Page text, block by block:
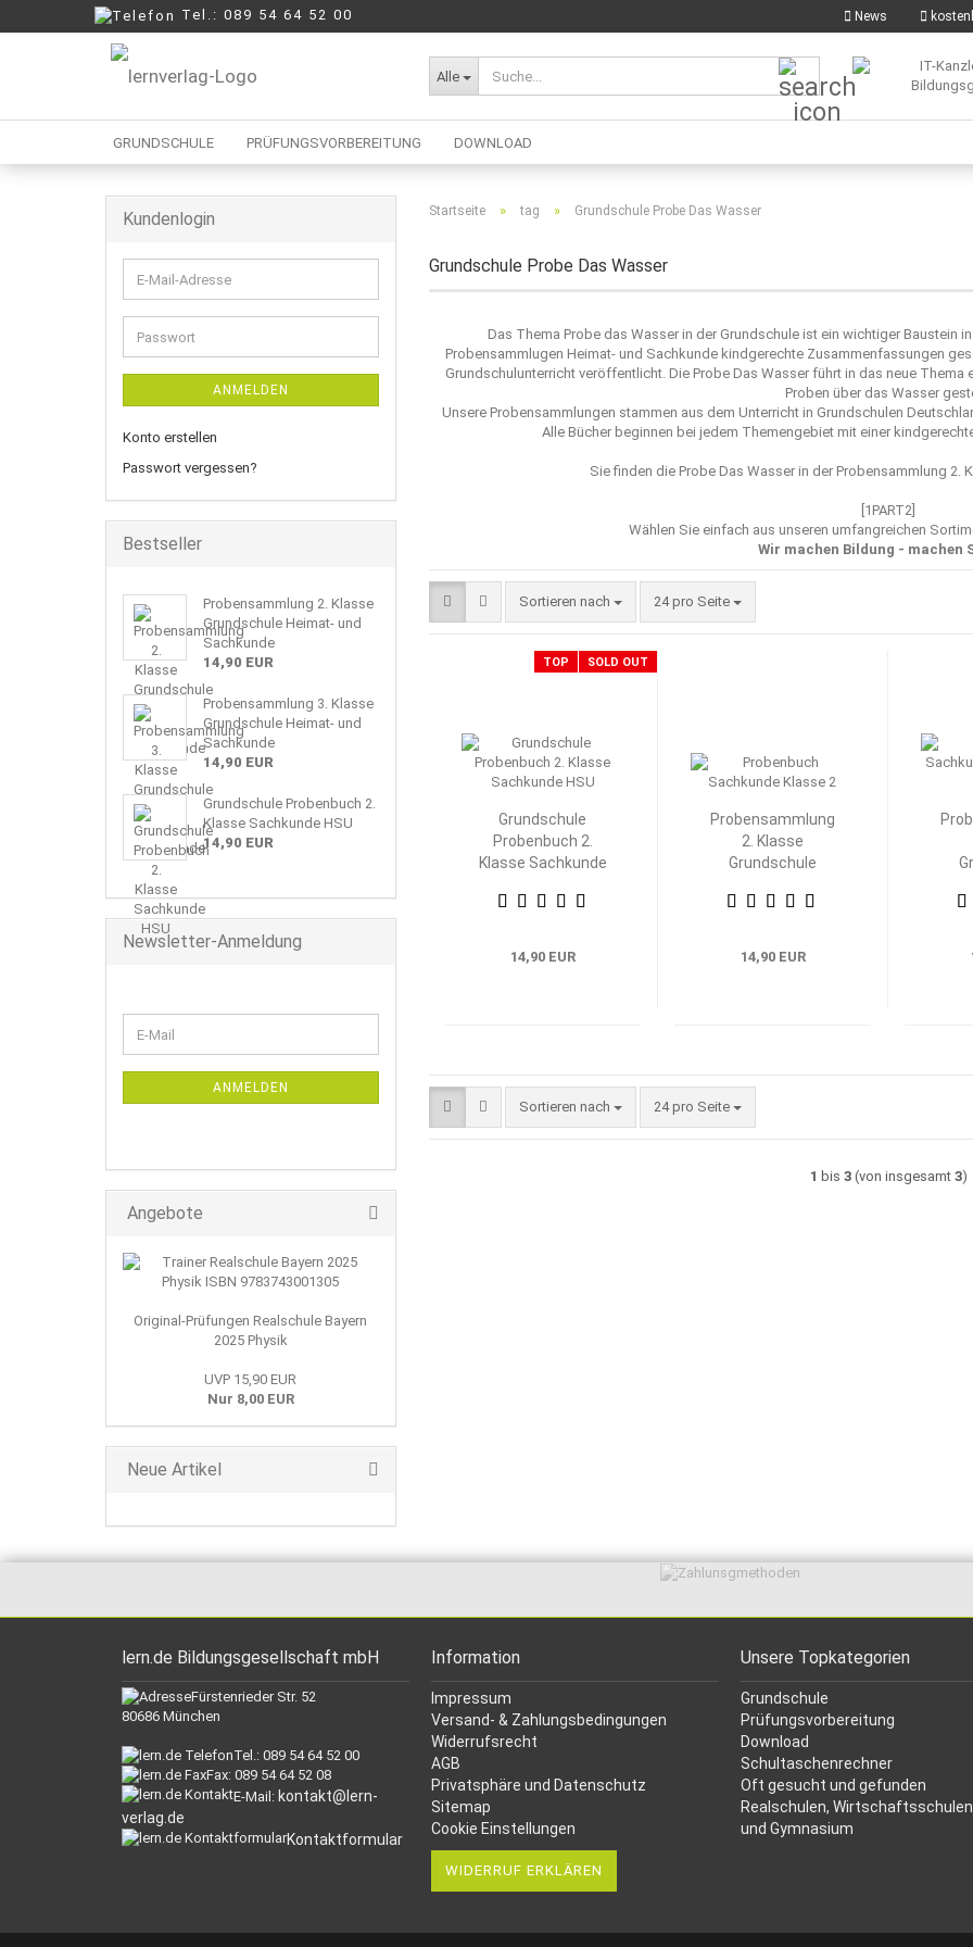
News
Tel.: 089 54 64 52 00
Alle
Suche...
GRUNDSCHULE PRÜFUNGSVORBEREITUNG
Mittelschule
DOWNLOAD
Startseite » tag » Grundschule Probe Das Wasser
Grundschule Probe Das Wasser
Das Thema Probe das Wasser in der Grundschule ist ein wichtiger Baustein
Probensammlugen Heimat- und Sachkunde kindgerechte Zusammenfassungen
Grundschulunterricht veröffentlicht. Die Probe Das Wasser führt in das neue Thema
Proben über das Wasser
Unsere Probensammlungen stammen aus dem Unterricht in Grundschulen
Alle Bücher beginnen bei jedem Themengebiet mit einer
Sie finden die Probe Das Wasser in der Probensammlung 2.
[1PART2]
Wählen Sie einfach aus unseren umfangreichen
Wir machen Bildung - machen
Sortieren nach
Sortieren nach 24 pro Seite
pro Seite
TOP SOLD OUT
Grundschule
Probenbuch 2.
Klasse Sachkunde
14,90 EUR
Probensammlung
2. Klasse
Grundschule
Sachkunde
14,90 EUR
Sortieren nach
Sortieren nach 24 pro Seite
pro Seite
1 bis 3(von insgesamt 3)
Kundenlogin
E-
Mail-
Adresse
Passwort
ANMELDEN
Konto erstellen
Passwort vergessen?
Bestseller
Probensammlung 2. Klasse
Grundschule Heimat- und
Sachkunde
14,90 EUR
Probensammlung 3. Klasse
Grundschule Heimat- und
Sachkunde
14,90 EUR
Grundschule Probenbuch 2.
Klasse Sachkunde HSU
14,90 EUR
Newsletter-Anmeldung
ZUR
E-
Mail
ANMELDEN
Angebote
Original-Prüfungen Realschule Bayern
2025 Physik
UVP 15,90 EUR
Nur 8,00 EUR
Neue Artikel
lern.de Bildungsgesellschaft mbH
Fürstenrieder Str. 52
80686 München
Tel.: 089 54 64 52 00
Fax: 089 54 64 52 08
E-Mail: kontakt@lern-
verlag.de
Kontaktformular
Information
Impressum
Versand- & Zahlungsbedingungen
Widerrufsrecht
AGB
Privatsphäre und Datenschutz
Sitemap
Cookie Einstellungen
WIDERRUF ERKLÄREN
Unsere Topkategorien
Grundschule
Prüfungsvorbereitung
Download
Schultaschenrechner
Oft gesucht und gefunden
Realschulen, Wirtschaftsschulen
und Gymnasium